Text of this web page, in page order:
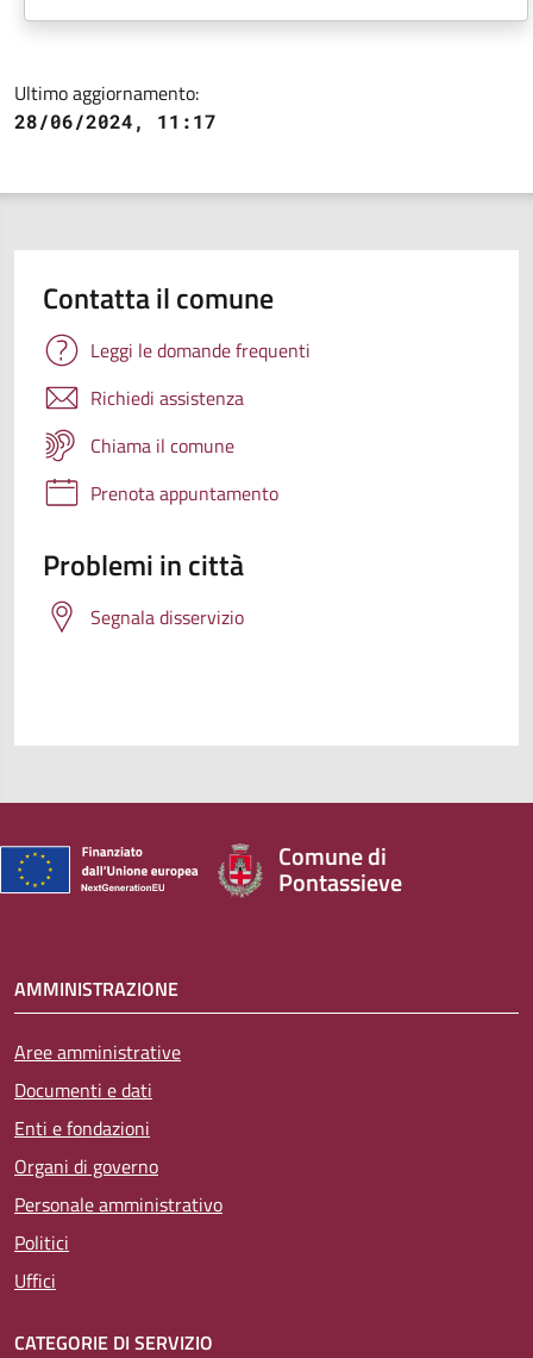
Ultimo aggiornamento:
28/06/2024, 11:17
Contatta il comune
Leggi le domande frequenti
Richiedi assistenza
Chiama il comune
Prenota appuntamento
Problemi in città
Segnala disservizio
Comune di
Pontassieve
AMMINISTRAZIONE
Aree amministrative
Documenti e dati
Enti e fondazioni
Organi di governo
Personale amministrativo
Politici
Uffici
CATEGORIE DI SERVIZIO